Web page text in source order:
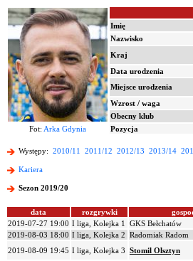
Imię
Nazwisko
Kraj
Data urodzenia
Miejsce urodzenia
Wzrost / waga
Obecny klub
Fot: Arka Gdynia Pozycja
Występy: 2010/11 2011/12 2012/13 2013/14
Kariera
Sezon 2019/20
data rozgrywki
2019-07-27 19:00 I liga, Kolejka 1 GKS Bełchatów
2019-08-03 18:00 I liga, Kolejka 2 Radomiak Radom
2019-08-09 19:45 I liga, Kolejka 3 Stomil Olsztyn